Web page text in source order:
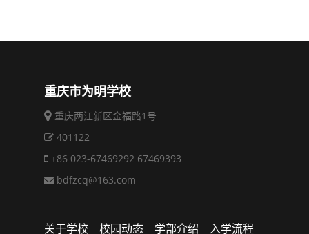
重庆市为明学校
重庆两江新区金福路1号
401122
+86 023-67469292 67469393
bdfzcq@163.com
关于学校 校园动态 学部介绍 入学流程